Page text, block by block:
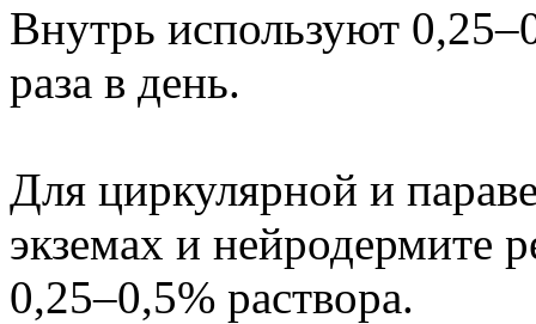
Внутрь используют
раза в день.
Для циркулярной и
экземах и нейродермите
0,25–0,5% раствора.